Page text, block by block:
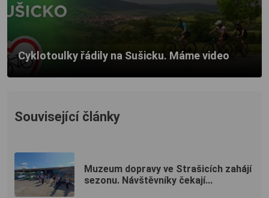
Cyklotoulky řádily na Sušicku. Máme video
Související články
Muzeum dopravy ve Strašicích zahájí
sezonu. Návštěvníky čekají...